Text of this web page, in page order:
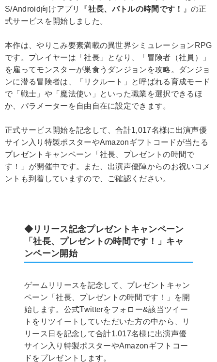
S/Android向けアプリ『社長、バトルの時間です！
』の正
式サービスを開始しました。
本作は、やりこみ要素満載の異世界シミュレーションRPG
です。プレイヤーは「社長」となり、「冒険者（社員）」
を雇ってモンスターが巣食うダンジョンを攻略。ダンジョ
ンに潜る冒険者は、「リクルート」と呼ばれる育成モード
で「戦士」や「魔法使い」といった職業を選択できるほ
か、パラメーターを自由自在に設定できます。
正式サービス開始を記念して、合計1,017名様に出演声優
サイン入り特製ポスターやAmazonギフトコードが当たる
プレゼントキャンペーン「社長、プレゼントの時間で
す！」が開催中です。また、出演声優陣からのお祝いコメ
ントも到着していますので、ご確認ください。
◆リリース記念プレゼントキャンペーン
「社長、プレゼントの時間です！」キャ
ンペーン開始
ゲームリリースを記念して、プレゼントキャン
ペーン「社長、プレゼントの時間です！」を開
始します。公式Twitterをフォロー&該当ツイー
トをリツイートしていただいた方の中から、リ
リース日を記念して合計1,017名様に出演声優
サイン入り特製ポスターやAmazonギフトコー
ドをプレゼントします。